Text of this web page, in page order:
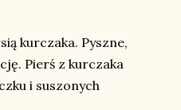
kurczaka. Pyszne,
Pierś z kurczaka
i suszonych